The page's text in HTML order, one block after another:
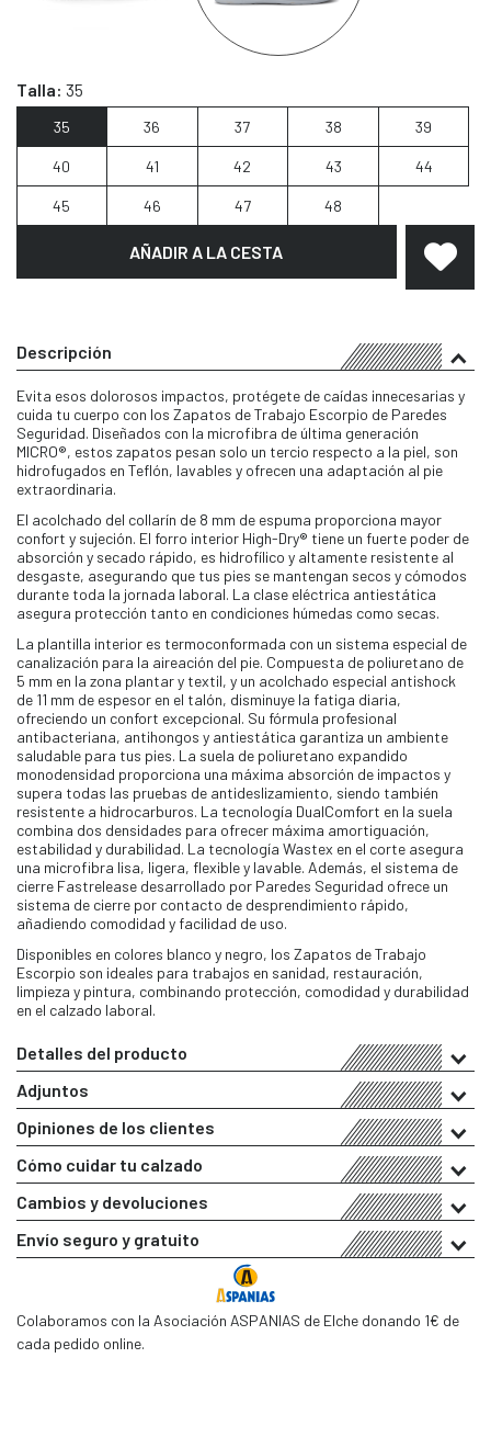
Talla: 35
35 36 37 38 39
40 41 42 43 44
45 46 47 48
AÑADIR A LA CESTA
Descripción
Evita esos dolorosos impactos, protégete de caídas innecesarias y
cuida tu cuerpo con los Zapatos de Trabajo Escorpio de Paredes
Seguridad. Diseñados con la microfibra de última generación
MICRO®, estos zapatos pesan solo un tercio respecto a la piel, son
hidrofugados en Teflón, lavables y ofrecen una adaptación al pie
extraordinaria.
El acolchado del collarín de 8 mm de espuma proporciona mayor
confort y sujeción. El forro interior High-Dry® tiene un fuerte poder de
absorción y secado rápido, es hidrofílico y altamente resistente al
desgaste, asegurando que tus pies se mantengan secos y cómodos
durante toda la jornada laboral. La clase eléctrica antiestática
asegura protección tanto en condiciones húmedas como secas.
La plantilla interior es termoconformada con un sistema especial de
canalización para la aireación del pie. Compuesta de poliuretano de
5 mm en la zona plantar y textil, y un acolchado especial antishock
de 11 mm de espesor en el talón, disminuye la fatiga diaria,
ofreciendo un confort excepcional. Su fórmula profesional
antibacteriana, antihongos y antiestática garantiza un ambiente
saludable para tus pies. La suela de poliuretano expandido
monodensidad proporciona una máxima absorción de impactos y
supera todas las pruebas de antideslizamiento, siendo también
resistente a hidrocarburos. La tecnología DualComfort en la suela
combina dos densidades para ofrecer máxima amortiguación,
estabilidad y durabilidad. La tecnología Wastex en el corte asegura
una microfibra lisa, ligera, flexible y lavable. Además, el sistema de
cierre Fastrelease desarrollado por Paredes Seguridad ofrece un
sistema de cierre por contacto de desprendimiento rápido,
añadiendo comodidad y facilidad de uso.
Disponibles en colores blanco y negro, los Zapatos de Trabajo
Escorpio son ideales para trabajos en sanidad, restauración,
limpieza y pintura, combinando protección, comodidad y durabilidad
en el calzado laboral.
Detalles del producto
Adjuntos
Opiniones de los clientes
Cómo cuidar tu calzado
Cambios y devoluciones
Envío seguro y gratuito
Colaboramos con la Asociación ASPANIAS de Elche donando 1€ de
cada pedido online.